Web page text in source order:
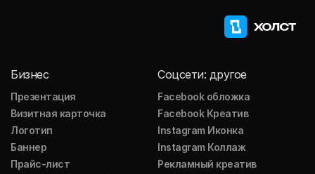
Бизнес
Презентация
Визитная карточка
Логотип
Баннер
Прайс-лист
Соцсети: другое
Facebook обложка
Facebook Креатив
Instagram Иконка
Instagram Коллаж
Рекламный креатив